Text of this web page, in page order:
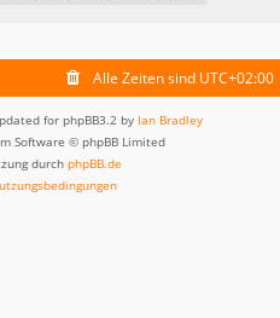
Alle Zeiten sind UTC+02:00
for phpBB3.2 by Ian Bradley
Software © phpBB Limited
durch phpBB.de